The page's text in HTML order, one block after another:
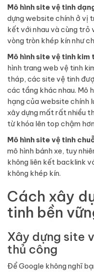
Mô hình site vệ tinh
dựng website chính ở vị
kết với nhau và cùng
vòng tròn khép kín như
Mô hình site vệ tinh
hình trang web vệ tinh
tháp, các site vệ tinh
các tầng khác nhau. Mô
hạng của website chính
xây dựng mất rất nhiều
từ khóa lên top chậm
Mô hình site vệ tinh
mô hình bánh xe, tuy
không liên kết backlink
không khép kín.
Cách xây
tinh bền
Xây dựng site
thủ công
Để Google không nghĩ